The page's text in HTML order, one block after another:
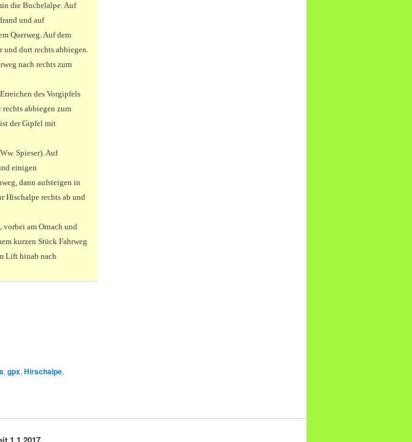
die Buchelalpe. Auf
und auf
Querweg. Auf dem
und dort rechts abbiegen.
nach rechts zum
des Vorgipfels
rechts abbiegen zum
der Gipfel mit
Spieser). Auf
einigen
dann aufsteigen in
Hischalpe rechts ab und
vorbei am Ornach und
kurzen Stück Fahrweg
Lift hinab nach
, gpx, Hirschalpe,